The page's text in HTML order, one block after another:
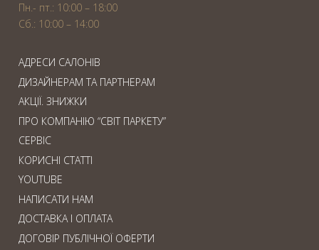
Пн.- пт.: 10:00 – 18:00
Сб.: 10:00 – 14:00
АДРЕСИ САЛОНІВ
ДИЗАЙНЕРАМ ТА ПАРТНЕРАМ
АКЦІЇ. ЗНИЖКИ
ПРО КОМПАНІЮ “СВІТ ПАРКЕТУ”
СЕРВІС
КОРИСНІ СТАТТІ
YOUTUBE
НАПИСАТИ НАМ
ДОСТАВКА І ОПЛАТА
ДОГОВІР ПУБЛІЧНОЇ ОФЕРТИ